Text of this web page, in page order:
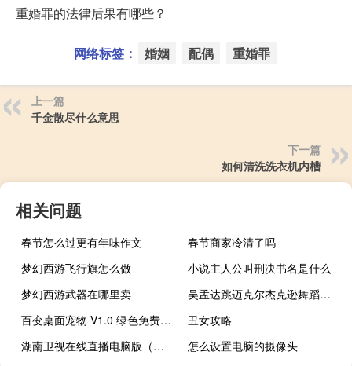
重婚罪的法律后果有哪些？
网络标签： 婚姻 配偶 重婚罪
上一篇
千金散尽什么意思
下一篇
如何清洗洗衣机内槽
相关问题
春节怎么过更有年味作文
春节商家冷清了吗
梦幻西游飞行旗怎么做
小说主人公叫刑决书名是什么
梦幻西游武器在哪里卖
吴孟达跳迈克尔杰克逊舞蹈的电影叫什么 迈克尔杰克逊经典舞蹈
百变桌面宠物 V1.0 绿色免费版（百变桌面宠物 V1.0 绿色免费版功能简介）
丑女攻略
湖南卫视在线直播电脑版（湖南卫视直播软件电脑版）
怎么设置电脑的摄像头